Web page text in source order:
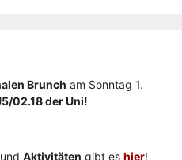
Brunch am Sonntag 1.
02.18 der Uni!
und Aktivitäten gibt es hier!